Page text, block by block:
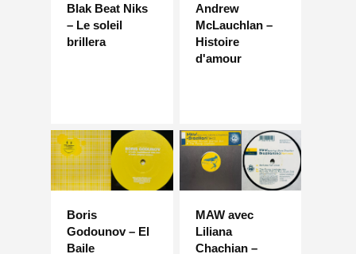
Blak Beat Niks
– Le soleil
brillera
Andrew
McLauchlan –
Histoire
d'amour
Boris
Godounov – El
Baile
MAW avec
Liliana
Chachian –